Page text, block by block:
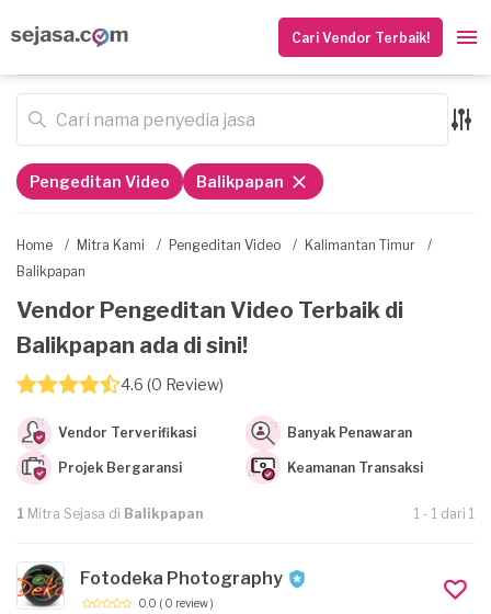
Cari Vendor Terbaik!
Home / Mitra Kami / Pengeditan Video / Kalimantan Timur
/
Balikpapan
Vendor Pengeditan Video Terbaik di
Balikpapan ada di sini!
4.6 (0 Review)
Vendor Terverifikasi Banyak Penawaran
Projek Bergaransi Keamanan Transaksi
1 Mitra Sejasa di Balikpapan 1 - 1 dari 1
Pengeditan Video Balikpapan
Fotodeka Photography
0.0 ( 0 review )